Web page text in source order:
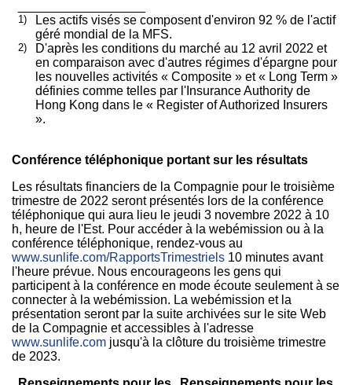
1)
Les actifs visés se composent d'environ 92 % de l'actif
géré mondial de la MFS.
2)
D'après les conditions du marché au 12 avril 2022 et
en comparaison avec d'autres régimes d'épargne pour
les nouvelles activités « Composite » et « Long Term »
définies comme telles par l'Insurance Authority de
Hong Kong dans le « Register of Authorized Insurers
».
Conférence téléphonique portant sur les résultats
Les résultats financiers de la Compagnie pour le troisième
trimestre de 2022 seront présentés lors de la conférence
téléphonique qui aura lieu le jeudi 3 novembre 2022 à 10
h, heure de l'Est. Pour accéder à la webémission ou à la
conférence téléphonique, rendez-vous au
www.sunlife.com/RapportsTrimestriels 10 minutes avant
l'heure prévue. Nous encourageons les gens qui
participent à la conférence en mode écoute seulement à se
connecter à la webémission. La webémission et la
présentation seront par la suite archivées sur le site Web
de la Compagnie et accessibles à l'adresse
www.sunlife.com jusqu'à la clôture du troisième trimestre
de 2023.